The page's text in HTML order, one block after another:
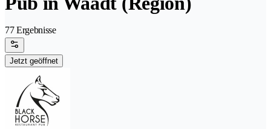
77 Ergebnisse
Jetzt geöffnet